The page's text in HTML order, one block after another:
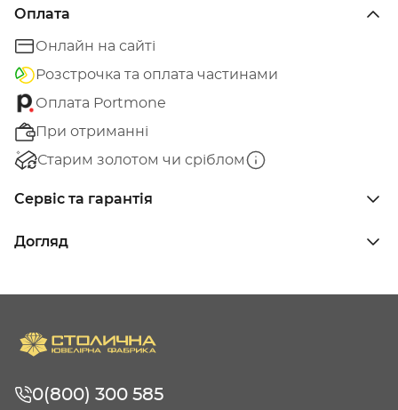
Оплата
Онлайн на сайті
Розстрочка та оплата частинами
Оплата Portmone
При отриманні
Старим золотом чи сріблом
Сервіс та гарантія
Догляд
0(800) 300 585